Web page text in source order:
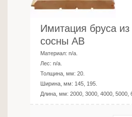
Имитация бруса из
сосны AB
Материал: n/a
Лес: n/a
Толщина, мм: 20
Ширина, мм: 145, 195
Длина, мм: 2000, 3000, 4000, 5000,